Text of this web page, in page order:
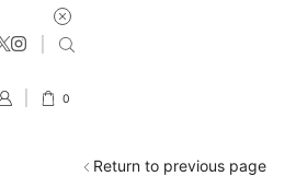
0
Return to previous page